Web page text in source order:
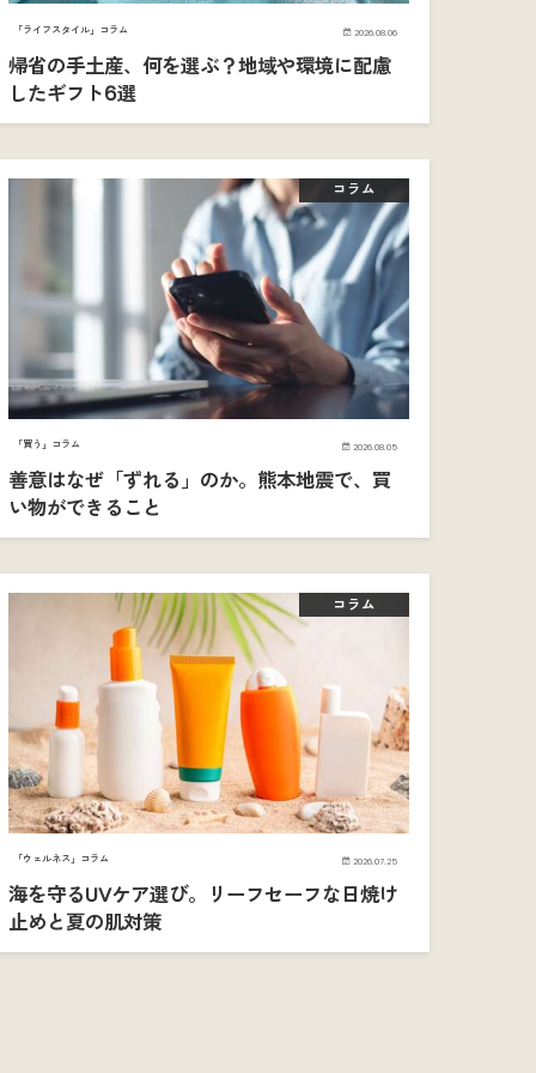
「ライフスタイル」コラム 2026.08.06
帰省の手土産、何を選ぶ？地域や環境に配慮
したギフト6選
コラム
「買う」コラム 2026.08.05
善意はなぜ「ずれる」のか。熊本地震で、買
い物ができること
コラム
「ウェルネス」コラム 2026.07.25
海を守るUVケア選び。リーフセーフな日焼け
止めと夏の肌対策